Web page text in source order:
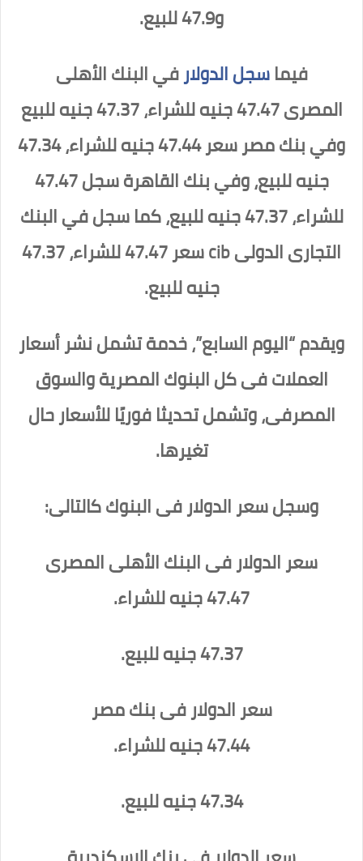
و47.9 للبيع.
فيماسجل الدولارفي البنك الأهلى
المصرى 47.47 جنيه للشراء، 47.37 جنيه للبيع
وفي بنك مصر سعر 47.44 جنيه للشراء، 47.34
جنيه للبيع، وفي بنك القاهرة سجل 47.47
للشراء، 47.37 جنيه للبيع، كما سجل في البنك
التجارى الدولى cib سعر 47.47 للشراء، 47.37
جنيه للبيع.
ويقدم “اليوم السابع”، خدمة تشمل نشر أسعار
العملات فى كل البنوك المصرية والسوق
المصرفى، وتشمل تحديثا فوريًا للأسعار حال
تغيرها.
وسجل سعر الدولار فى البنوك كالتالى:
سعر الدولار فى البنك الأهلى المصرى
47.47 جنيه للشراء.
47.37 جنيه للبيع.
سعر الدولار فى بنك مصر
47.44 جنيه للشراء.
47.34 جنيه للبيع.